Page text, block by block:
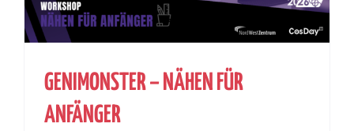
GENIMONSTER – NÄHEN FÜR
ANFÄNGER